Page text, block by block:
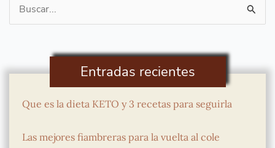
Buscar
por:
Entradas recientes
Que es la dieta KETO y 3 recetas para seguirla
Las mejores fiambreras para la vuelta al cole